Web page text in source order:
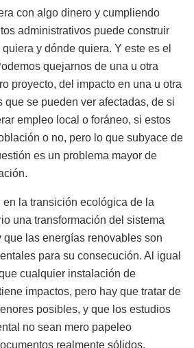
con algo dinero y cumpliendo
administrativos puede construir
y dónde quiera. Y este es el
quejarnos de una u otra
proyecto, del impacto en una u otra
que se pueden ver afectadas, de si
empleo local o foráneo, si estos
o no, pero lo que subyace de
es un problema mayor de
la transición ecológica de la
una transformación del sistema
las energías renovables son
para su consecución. Al igual
cualquier instalación de
impactos, pero hay que tratar de
posibles, y que los estudios
no sean mero papeleo
realmente sólidos,